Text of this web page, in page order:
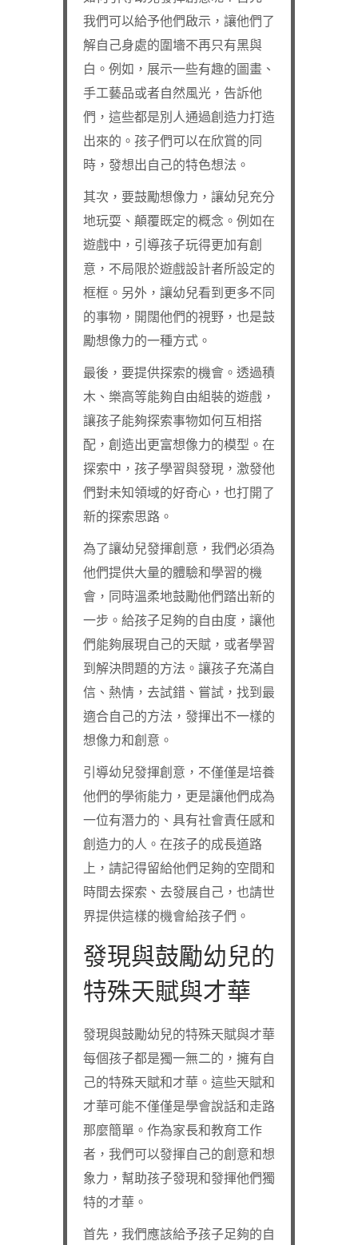
我們可以給予他們啟示，讓他們了
解自己身處的圍墻不再只有黑與
白。例如，展示一些有趣的圖畫、
手工藝品或者自然風光，告訴他
們，這些都是別人通過創造力打造
出來的。孩子們可以在欣賞的同
時，發想出自己的特色想法。
其次，要鼓勵想像力，讓幼兒充分
地玩耍、顛覆既定的概念。例如在
遊戲中，引導孩子玩得更加有創
意，不局限於遊戲設計者所設定的
框框。另外，讓幼兒看到更多不同
的事物，開闊他們的視野，也是鼓
勵想像力的一種方式。
最後，要提供探索的機會。透過積
木、樂高等能夠自由組裝的遊戲，
讓孩子能夠探索事物如何互相搭
配，創造出更富想像力的模型。在
探索中，孩子學習與發現，激發他
們對未知領域的好奇心，也打開了
新的探索思路。
為了讓幼兒發揮創意，我們必須為
他們提供大量的體驗和學習的機
會，同時溫柔地鼓勵他們踏出新的
一步。給孩子足夠的自由度，讓他
們能夠展現自己的天賦，或者學習
到解決問題的方法。讓孩子充滿自
信、熱情，去試錯、嘗試，找到最
適合自己的方法，發揮出不一樣的
想像力和創意。
引導幼兒發揮創意，不僅僅是培養
他們的學術能力，更是讓他們成為
一位有潛力的、具有社會責任感和
創造力的人。在孩子的成長道路
上，請記得留給他們足夠的空間和
時間去探索、去發展自己，也請世
界提供這樣的機會給孩子們。
發現與鼓勵幼兒的
特殊天賦與才華
發現與鼓勵幼兒的特殊天賦與才華
每個孩子都是獨一無二的，擁有自
己的特殊天賦和才華。這些天賦和
才華可能不僅僅是學會說話和走路
那麼簡單。作為家長和教育工作
者，我們可以發揮自己的創意和想
象力，幫助孩子發現和發揮他們獨
特的才華。
首先，我們應該給予孩子足夠的自